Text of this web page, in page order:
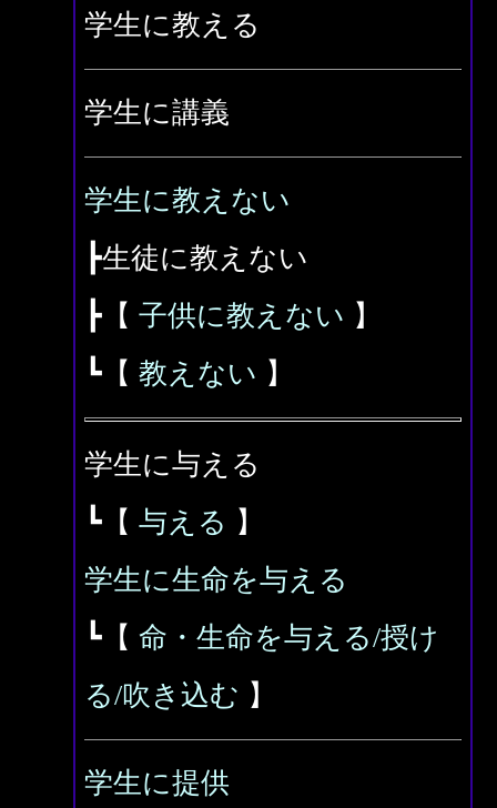
学生に教える
学生に講義
学生に教えない
┣生徒に教えない
┣【 子供に教えない 】
┗【 教えない 】
学生に与える
┗【 与える 】
学生に生命を与える
┗【 命・生命を与える/授け
る/吹き込む 】
学生に提供